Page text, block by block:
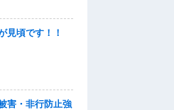
見頃です！！
害・非行防止強